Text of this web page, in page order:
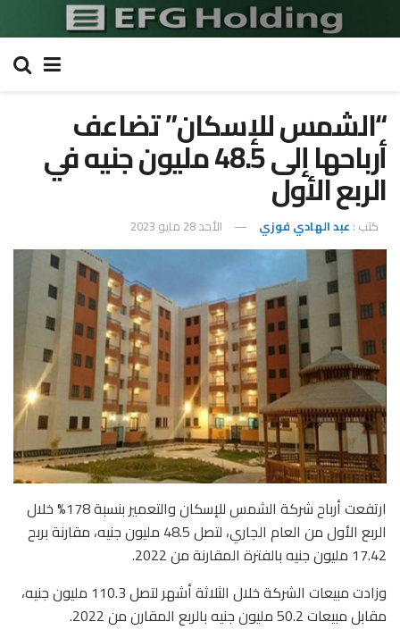
“الشمس للإسكان” تضاعف
أرباحها إلى 48.5 مليون جنيه في
الربع الأول
كتب : عبد الهادي فوزي الأحد 28 مايو 2023
ارتفعت أرباح شركة الشمس للإسكان والتعمير بنسبة 178% خلال
الربع الأول من العام الجاري، لتصل 48.5 مليون جنيه، مقارنة بربح
17.42 مليون جنيه بالفترة المقارنة من 2022.
وزادت مبيعات الشركة خلال الثلاثة أشهر لتصل 110.3 مليون جنيه،
مقابل مبيعات 50.2 مليون جنيه بالربع المقارن من 2022.